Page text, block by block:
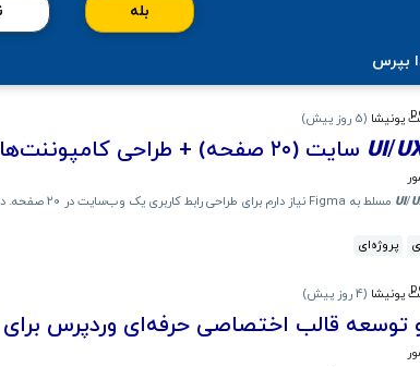
بله
بپرس
پونیشا (5 روز پیش )
UI/ سایت (۲۰ صفحه) + طراحی کامپوننت‌ها در Figma
UI/ مسلط به Figma نیاز دارم برای طراحی رابط کاربری یک وب‌سایت در ۲۰ صفحه. دامنه کار (Scope): طراحی ۲۰ صفحه (در حد وایرفریم دقیق +
پروژه‌ای
پونیشا (4 روز پیش )
توسعه قالب اختصاصی حرفه‌ای وردپرس